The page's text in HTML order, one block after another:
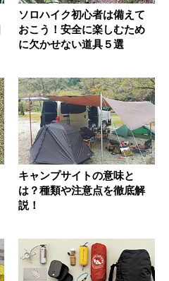
ソロハイク初心者は備えて
おこう！安全に楽しむため
に欠かせない道具５選
キャンプサイトの意味と
は？種類や注意点を徹底解
説！